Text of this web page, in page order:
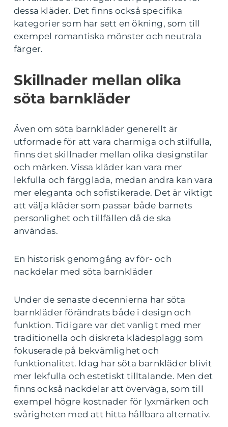
dessa kläder. Det finns också specifika
kategorier som har sett en ökning, som till
exempel romantiska mönster och neutrala
färger.
Skillnader mellan olika
söta barnkläder
Även om söta barnkläder generellt är
utformade för att vara charmiga och stilfulla,
finns det skillnader mellan olika designstilar
och märken. Vissa kläder kan vara mer
lekfulla och färgglada, medan andra kan vara
mer eleganta och sofistikerade. Det är viktigt
att välja kläder som passar både barnets
personlighet och tillfällen då de ska
användas.
En historisk genomgång av för- och
nackdelar med söta barnkläder
Under de senaste decennierna har söta
barnkläder förändrats både i design och
funktion. Tidigare var det vanligt med mer
traditionella och diskreta klädesplagg som
fokuserade på bekvämlighet och
funktionalitet. Idag har söta barnkläder blivit
mer lekfulla och estetiskt tilltalande. Men det
finns också nackdelar att överväga, som till
exempel högre kostnader för lyxmärken och
svårigheten med att hitta hållbara alternativ.